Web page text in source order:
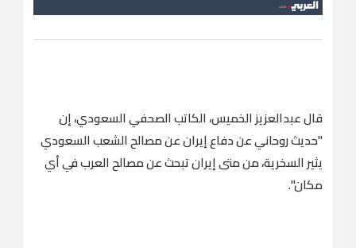
قال عبدالعزيز الخميس، الكاتب الصحفي السعودي، إن
"حديث روحاني عن دفاع إيران عن مصالح الشعب السعودي
يثير السخرية، من متى إيران تبحث عن مصالح العرب في أي
مكان".